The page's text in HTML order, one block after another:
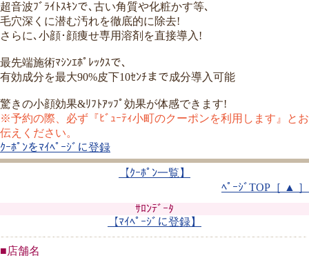
超音波ﾌﾞﾗｲﾄｽｷﾝで､古い角質や化粧かす等､
毛穴深くに潜む汚れを徹底的に除去!
さらに､小顔･顔痩せ専用溶剤を直接導入!
最先端施術ﾏｼﾝｴﾎﾟﾚｯｸｽで､
有効成分を最大90%皮下10ｾﾝﾁまで成分導入可能
驚きの小顔効果&ﾘﾌﾄｱｯﾌﾟ効果が体感できます!
※予約の際、必ず『ﾋﾞｭｰﾃｨ小町のクーポンを利用します』とお
伝えください。
ｸｰﾎﾟﾝをﾏｲﾍﾟｰｼﾞに登録
【ｸｰﾎﾟﾝ一覧】
ﾍﾟｰｼﾞTOP［ ▲ ］
ｻﾛﾝﾃﾞｰﾀ
【ﾏｲﾍﾟｰｼﾞに登録】
■店舗名